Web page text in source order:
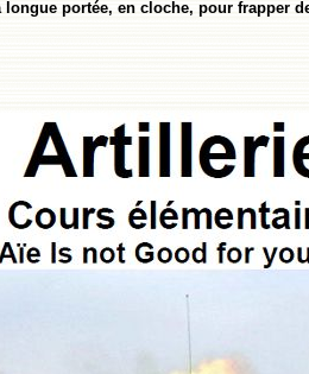
portée, en cloche, pour frapper